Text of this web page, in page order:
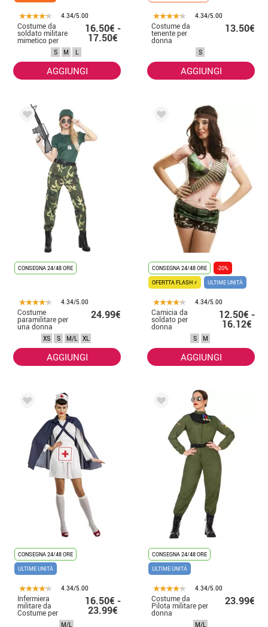
4.34/5.00
Costume da
soldato militare
mimetico per
16.50€ -
17.50€
S M L
AGGIUNGI
4.34/5.00
Costume da
tenente per
donna
13.50€
S
AGGIUNGI
CONSEGNA 24/48 ORE
4.34/5.00
Costume
paramilitare per
una donna
24.99€
XS S M/L XL
AGGIUNGI
CONSEGNA 24/48 ORE
-20%
OFERTTA FLASH ⚡
ULTIME UNITÀ
4.34/5.00
Camicia da
soldato per
donna
12.50€ -
16.12€
S M
AGGIUNGI
CONSEGNA 24/48 ORE
ULTIME UNITÀ
4.34/5.00
Infermiera
militare da
Costume per
16.50€ -
23.99€
M/L
CONSEGNA 24/48 ORE
ULTIME UNITÀ
4.34/5.00
Costume da
Pilota militare per
donna
23.99€
M/L